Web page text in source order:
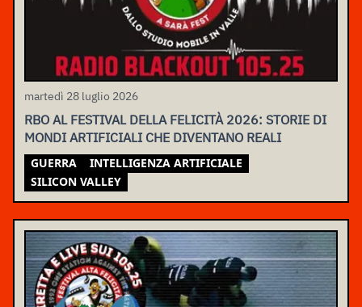
martedì 28 luglio 2026
RBO AL FESTIVAL DELLA FELICITÀ 2026: STORIE DI
MONDI ARTIFICIALI CHE DIVENTANO REALI
GUERRA
INTELLIGENZA ARTIFICIALE
SILICON VALLEY